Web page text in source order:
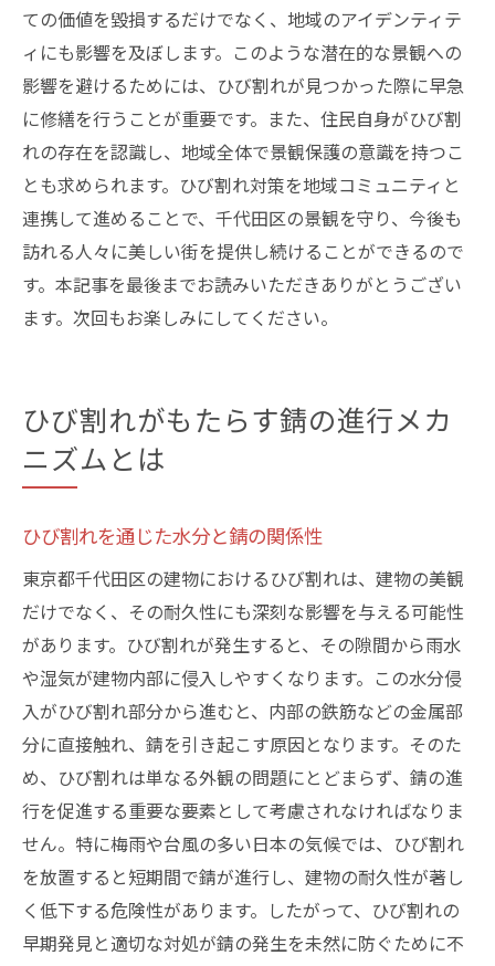
ての価値を毀損するだけでなく、地域のアイデンティテ
ィにも影響を及ぼします。このような潜在的な景観への
影響を避けるためには、ひび割れが見つかった際に早急
に修繕を行うことが重要です。また、住民自身がひび割
れの存在を認識し、地域全体で景観保護の意識を持つこ
とも求められます。ひび割れ対策を地域コミュニティと
連携して進めることで、千代田区の景観を守り、今後も
訪れる人々に美しい街を提供し続けることができるので
す。本記事を最後までお読みいただきありがとうござい
ます。次回もお楽しみにしてください。
ひび割れがもたらす錆の進行メカ
ニズムとは
ひび割れを通じた水分と錆の関係性
東京都千代田区の建物におけるひび割れは、建物の美観
だけでなく、その耐久性にも深刻な影響を与える可能性
があります。ひび割れが発生すると、その隙間から雨水
や湿気が建物内部に侵入しやすくなります。この水分侵
入がひび割れ部分から進むと、内部の鉄筋などの金属部
分に直接触れ、錆を引き起こす原因となります。そのた
め、ひび割れは単なる外観の問題にとどまらず、錆の進
行を促進する重要な要素として考慮されなければなりま
せん。特に梅雨や台風の多い日本の気候では、ひび割れ
を放置すると短期間で錆が進行し、建物の耐久性が著し
く低下する危険性があります。したがって、ひび割れの
早期発見と適切な対処が錆の発生を未然に防ぐために不